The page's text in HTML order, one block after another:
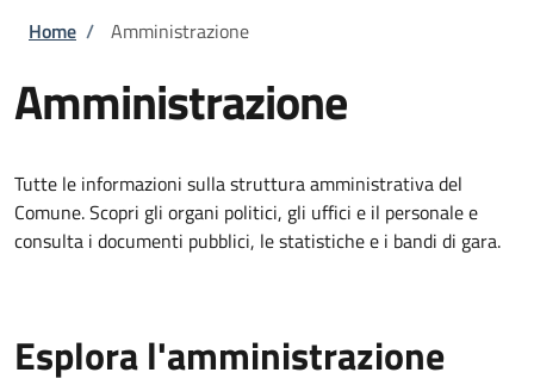
Briciole di pane
Home / Amministrazione
Amministrazione
Tutte le informazioni sulla struttura amministrativa del
Comune. Scopri gli organi politici, gli uffici e il personale e
consulta i documenti pubblici, le statistiche e i bandi di gara.
Esplora l'amministrazione